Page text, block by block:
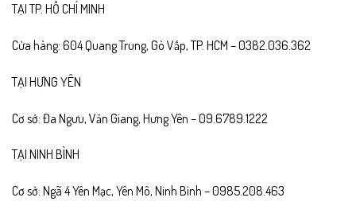
TẠI TP. HỒ CHÍ MINH
Cửa hàng: 604 Quang Trung, Gò Vấp, TP. HCM – 0382.036.362
TẠI HƯNG YÊN
Cơ sở: Đa Ngưu, Văn Giang, Hưng Yên – 09.6789.1222
TẠI NINH BÌNH
Cơ sở: Ngã 4 Yên Mạc, Yên Mô, Ninh Bình – 0985.208.463